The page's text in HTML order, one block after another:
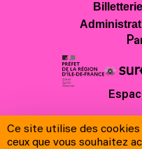
Billetterie
Ce site utilise des
ceux que vous souhaitez